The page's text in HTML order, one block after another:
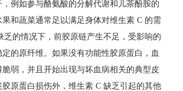
例如参与酪氨酸的分解代谢和儿茶酚胺的
和蔬菜通常足以满足身体对维生素 C 的需
乏的情况下，前胶原链产生不足，受影响的
的原纤维。如果没有功能性胶原蛋白，血
弱，并且开始出现与坏血病相关的典型皮
胶原蛋白损伤外，维生素 C 缺乏引起的其他